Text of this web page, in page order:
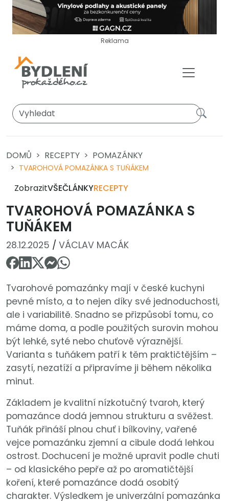
Reklama
DOMŮ RECEPTY POMAZÁNKY
TVAROHOVÁ POMAZÁNKA S TUŇÁKEM
ZobrazitVŠEČLÁNKYRECEPTY
TVAROHOVÁ POMAZÁNKA S
TUŇÁKEM
28.12.2025 / VÁCLAV MACÁK
Tvarohové pomazánky mají v české kuchyni
pevné místo, a to nejen díky své jednoduchosti,
ale i variabilitě. Snadno se přizpůsobí tomu, co
máme doma, a podle použitých surovin mohou
být lehké, syté nebo chuťově výraznější.
Varianta s tuňákem patří k těm praktičtějším –
zasytí, nezatíží a připravíme ji během několika
minut.
Základem je kvalitní nízkotučný tvaroh, který
pomazánce dodá jemnou strukturu a svěžest.
Tuňák přináší plnou chuť i bílkoviny, vařené
vejce pomazánku zjemní a cibule dodá lehkou
ostrost. Dochucení je možné upravit podle chuti
– od klasického pepře až po aromatičtější
koření, které pomazánce dodá osobitý
charakter. Výsledkem je univerzální pomazánka